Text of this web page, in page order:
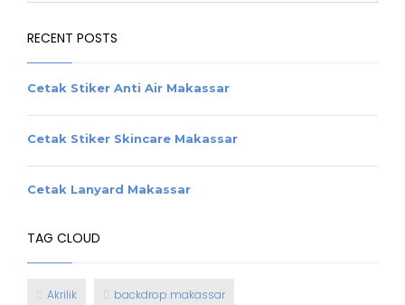
RECENT POSTS
Cetak Stiker Anti Air Makassar
Cetak Stiker Skincare Makassar
Cetak Lanyard Makassar
TAG CLOUD
Akrilik backdrop makassar